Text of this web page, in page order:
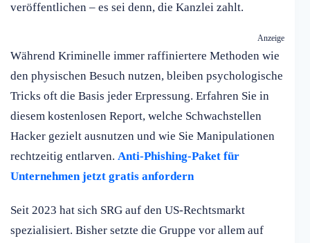
veröffentlichen – es sei denn, die Kanzlei zahlt.
Anzeige
Während Kriminelle immer raffiniertere Methoden wie
den physischen Besuch nutzen, bleiben psychologische
Tricks oft die Basis jeder Erpressung. Erfahren Sie in
diesem kostenlosen Report, welche Schwachstellen
Hacker gezielt ausnutzen und wie Sie Manipulationen
rechtzeitig entlarven. Anti-Phishing-Paket für
Unternehmen jetzt gratis anfordern
Seit 2023 hat sich SRG auf den US-Rechtsmarkt
spezialisiert. Bisher setzte die Gruppe vor allem auf